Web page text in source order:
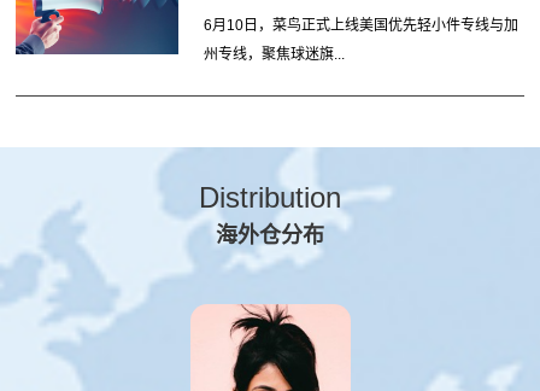
6月10日，菜鸟正式上线美国优先轻小件专线与加
州专线，聚焦球迷旗...
Distribution
海外仓分布